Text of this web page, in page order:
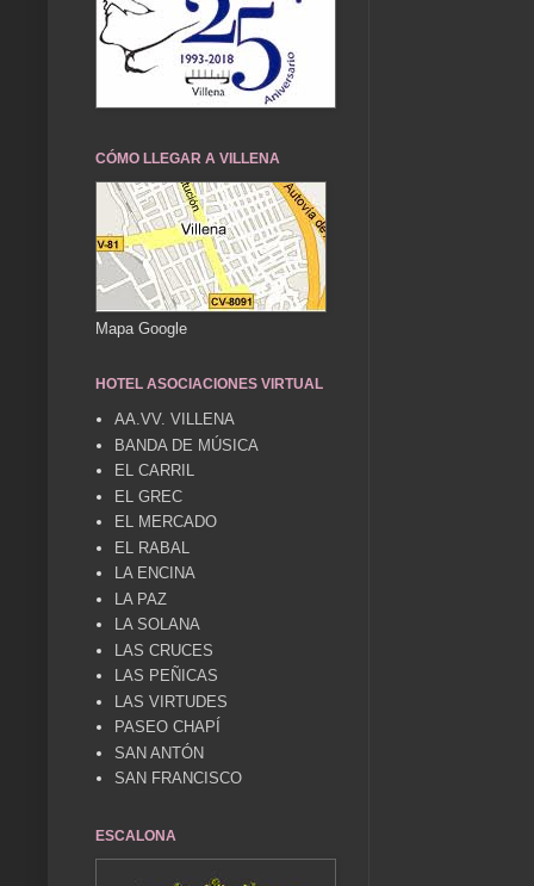
CÓMO LLEGAR A VILLENA
Mapa Google
HOTEL ASOCIACIONES VIRTUAL
AA.VV. VILLENA
BANDA DE MÚSICA
EL CARRIL
EL GREC
EL MERCADO
EL RABAL
LA ENCINA
LA PAZ
LA SOLANA
LAS CRUCES
LAS PEÑICAS
LAS VIRTUDES
PASEO CHAPÍ
SAN ANTÓN
SAN FRANCISCO
ESCALONA